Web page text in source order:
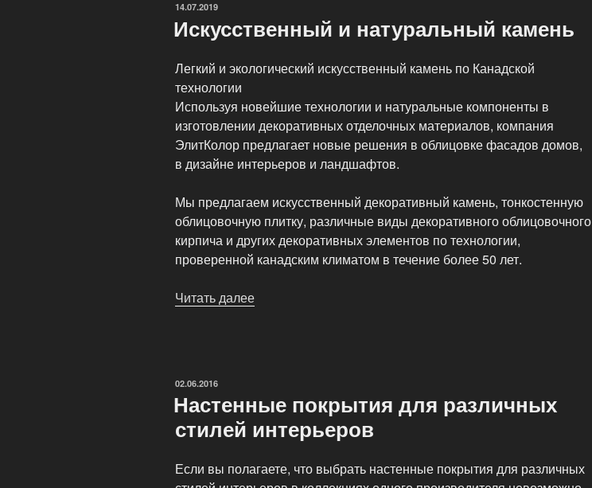
ОПУБЛИКОВАНО
14.07.2019
Искусственный и натуральный камень
Легкий и экологический искусственный камень по Канадской
технологии
Используя новейшие технологии и натуральные компоненты в
изготовлении декоративных отделочных материалов, компания
ЭлитКолор предлагает новые решения в облицовке фасадов домов,
в дизайне интерьеров и ландшафтов.
Мы предлагаем искусственный декоративный камень, тонкостенную
облицовочную плитку, различные виды декоративного облицовочного
кирпича и других декоративных элементов по технологии,
проверенной канадским климатом в течение более 50 лет.
Читать далее
ОПУБЛИКОВАНО
02.06.2016
Настенные покрытия для различных
стилей интерьеров
Если вы полагаете, что выбрать настенные покрытия для различных